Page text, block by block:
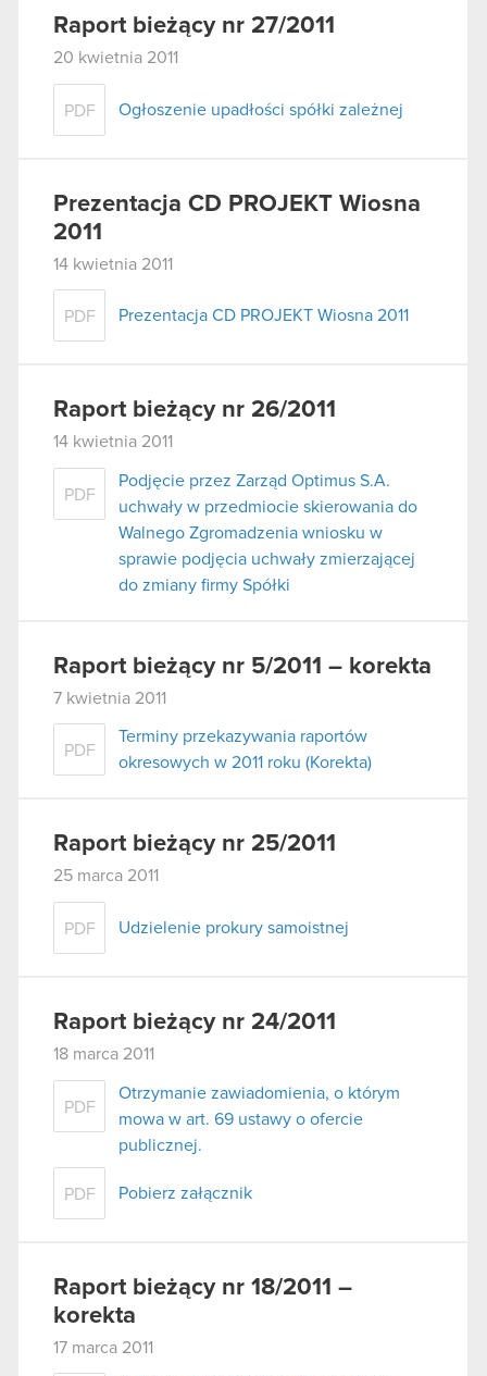
Raport bieżący nr 27/2011
20 kwietnia 2011
PDF Ogłoszenie upadłości spółki zależnej
Prezentacja CD PROJEKT Wiosna
2011
14 kwietnia 2011
PDF Prezentacja CD PROJEKT Wiosna 2011
Raport bieżący nr 26/2011
14 kwietnia 2011
PDF
Podjęcie przez Zarząd Optimus S.A.
uchwały w przedmiocie skierowania do
Walnego Zgromadzenia wniosku w
sprawie podjęcia uchwały zmierzającej
do zmiany firmy Spółki
Raport bieżący nr 5/2011 – korekta
7 kwietnia 2011
PDF
Terminy przekazywania raportów
okresowych w 2011 roku (Korekta)
Raport bieżący nr 25/2011
25 marca 2011
PDF Udzielenie prokury samoistnej
Raport bieżący nr 24/2011
18 marca 2011
PDF
Otrzymanie zawiadomienia, o którym
mowa w art. 69 ustawy o ofercie
publicznej.
PDF Pobierz załącznik
Raport bieżący nr 18/2011 –
korekta
17 marca 2011